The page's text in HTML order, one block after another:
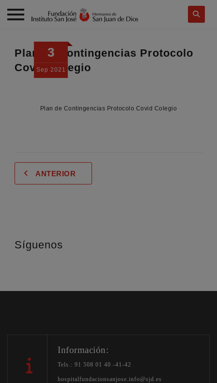
content
3
Sep 2021
Plan de Contingencias Protocolo
Covid Colegio
Plan de Contingencias Protocolo Covid Colegio
ANTERIOR
Síguenos
Información:
Tels.: 91 508 01 40 -41-42
hospitalfundacionsanjose.info@sjd.es